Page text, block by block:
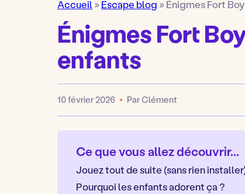
Accueil»Escape blog »Énigmes Fort
Énigmes Fort
enfants
Publié
10 février 2026 Par Clément
Ce que vous allez découvrir...
Jouez tout de suite (sans rien
Pourquoi les enfants adorent ça ?